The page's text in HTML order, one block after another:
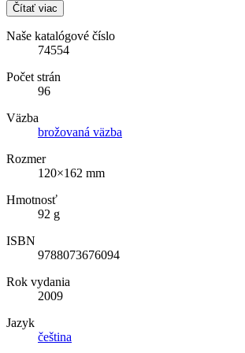
Čítať viac
Naše katalógové číslo
74554
Počet strán
96
Väzba
brožovaná väzba
Rozmer
120×162 mm
Hmotnosť
92 g
ISBN
9788073676094
Rok vydania
2009
Jazyk
čeština